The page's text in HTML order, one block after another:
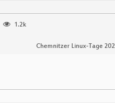
1.2k
Chemnitzer Linux-Tage